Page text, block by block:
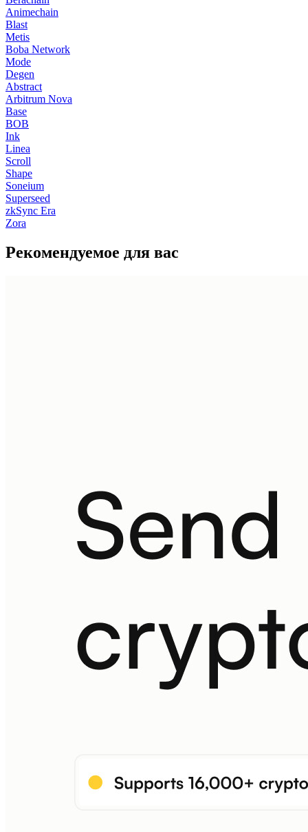
Animechain
Blast
Metis
Boba Network
Mode
Degen
Abstract
Arbitrum Nova
Base
BOB
Ink
Linea
Scroll
Shape
Soneium
Superseed
zkSync Era
Zora
Рекомендуемое для вас